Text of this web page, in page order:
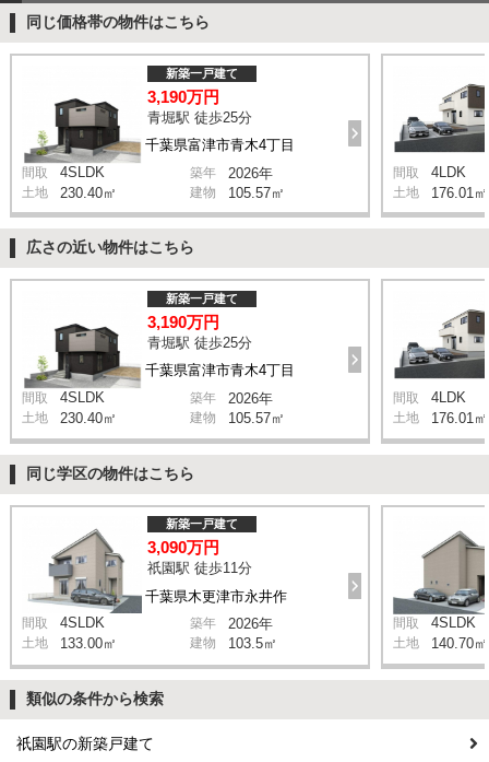
同じ価格帯の物件はこちら
千葉県富津市青木4丁目
新築一戸建て
3,190万円
青堀駅 徒歩25分
間取 4SLDK 築年 2026年
土地 230.40㎡ 建物 105.57㎡
間取 4LDK
土地 176.01㎡
広さの近い物件はこちら
千葉県富津市青木4丁目
新築一戸建て
3,190万円
青堀駅 徒歩25分
間取 4SLDK 築年 2026年
土地 230.40㎡ 建物 105.57㎡
間取 4LDK
土地 176.01㎡
同じ学区の物件はこちら
千葉県木更津市永井作
新築一戸建て
3,090万円
祇園駅 徒歩11分
間取 4SLDK 築年 2026年
土地 133.00㎡ 建物 103.5㎡
間取 4SLDK
土地 140.70㎡
類似の条件から検索
祇園駅の新築戸建て